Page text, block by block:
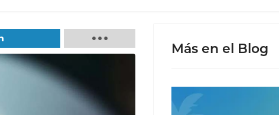
Más en el Blog